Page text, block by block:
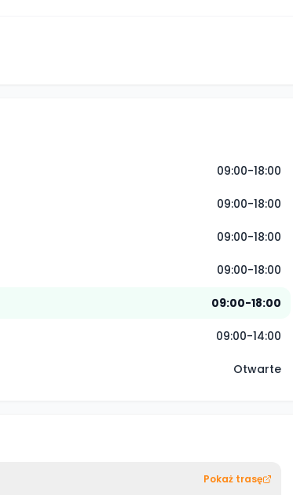
09:00-18:00
09:00-18:00
09:00-18:00
09:00-18:00
09:00-18:00
09:00-14:00
Otwarte
Pokaż trasę